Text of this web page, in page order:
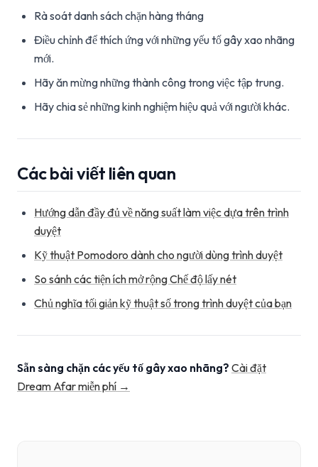
Rà soát danh sách chặn hàng tháng
Điều chỉnh để thích ứng với những yếu tố gây xao nhãng
mới.
Hãy ăn mừng những thành công trong việc tập trung.
Hãy chia sẻ những kinh nghiệm hiệu quả với người khác.
Các bài viết liên quan
Hướng dẫn đầy đủ về năng suất làm việc dựa trên trình
duyệt
Kỹ thuật Pomodoro dành cho người dùng trình duyệt
So sánh các tiện ích mở rộng Chế độ lấy nét
Chủ nghĩa tối giản kỹ thuật số trong trình duyệt của bạn
Sẵn sàng chặn các yếu tố gây xao nhãng? Cài đặt
Dream Afar miễn phí →